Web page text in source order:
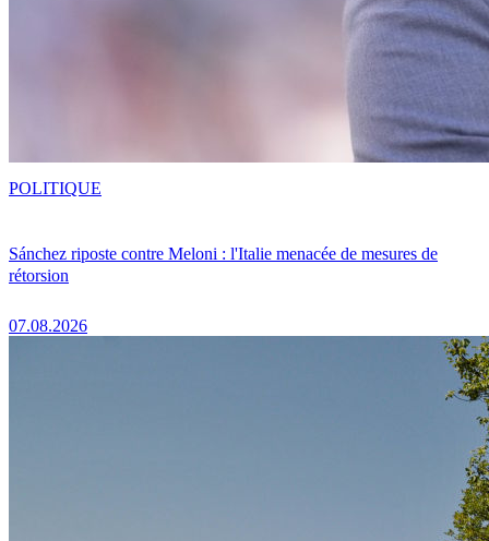
Sánchez riposte contre Meloni : l'Italie menacée de mesures de
rétorsion
07.08.2026
POLITIQUE